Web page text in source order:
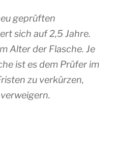
geprüften
sich auf 2,5 Jahre.
Alter der Flasche. Je
ist es dem Prüfer im
zu verkürzen,